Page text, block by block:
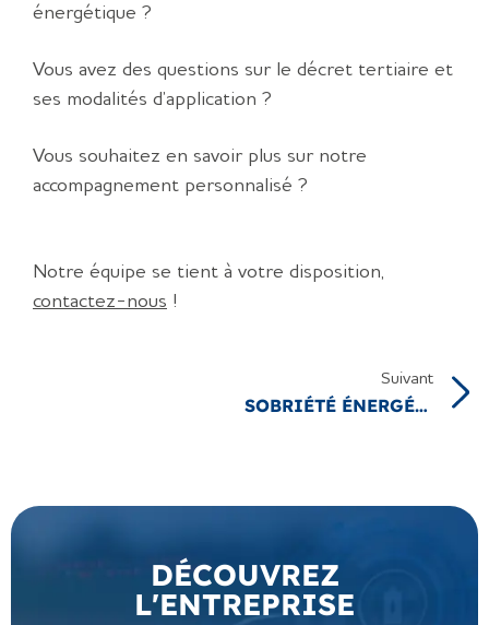
énergétique ?
Vous avez des questions sur le décret tertiaire et
ses modalités d’application ?
Vous souhaitez en savoir plus sur notre
accompagnement personnalisé ?
Notre équipe se tient à votre disposition,
contactez-nous !
Suivant
SOBRIÉTÉ ÉNERGÉTIQUE : 10 ACTIONS D’ÉCONOMIES D’ÉNERGIE POUR L’INDUSTRIE
DÉCOUVREZ
L'ENTREPRISE